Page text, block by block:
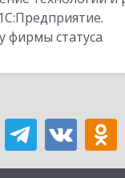
фирмы статуса